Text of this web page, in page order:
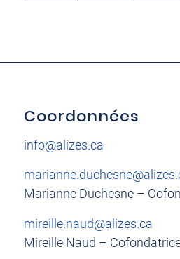
Coordonnées
info@alizes.ca
Marianne Duchesne –
mireille.naud@alizes.ca
Mireille Naud –